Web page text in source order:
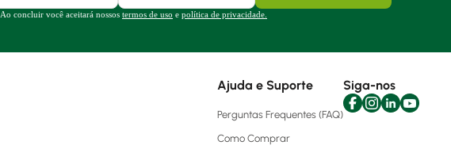
Ao concluir você aceitará nossos termos de uso e política de privacidade.
Ajuda e Suporte
Perguntas Frequentes (FAQ)
Como Comprar
Siga-nos